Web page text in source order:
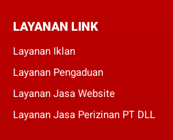
LAYANAN LINK
Layanan Iklan
Layanan Pengaduan
Layanan Jasa Website
Layanan Jasa Perizinan PT DLL